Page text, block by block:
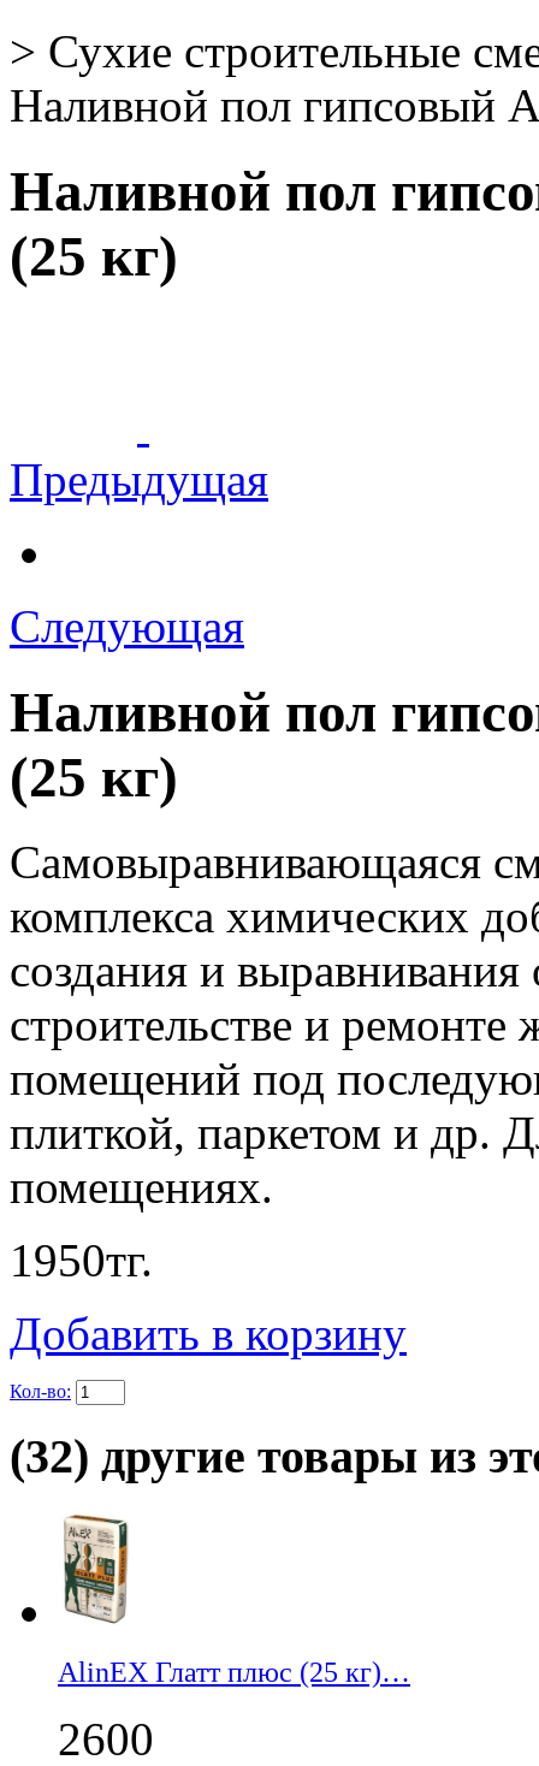
> Сухие строительные
Наливной пол гипсовый
Наливной пол
(25 кг)
Предыдущая
Следующая
Наливной пол
(25 кг)
Самовыравнивающаяся
комплекса химических
создания и
строительстве и
помещений под
плиткой, паркетом и др.
помещениях.
1950тг.
Добавить в корзину
Кол-во:
(32) другие товары из
AlinEX Глатт плюс (25 кг)…
2600